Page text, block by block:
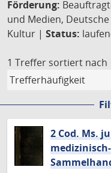
Förderung:
und Medien,
Kultur | Status:
1 Treffer sortiert nach
2 Cod. Ms.